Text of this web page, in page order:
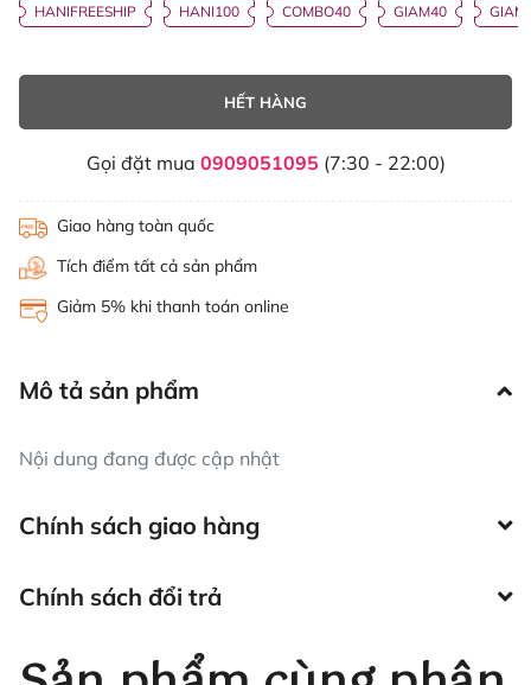
HANIFREESHIP HANI100 COMBO40 GIAM40
HẾT HÀNG
Gọi đặt mua 0909051095 (7:30 - 22:00)
Giao hàng toàn quốc
Tích điểm tất cả sản phẩm
Giảm 5% khi thanh toán online
Mô tả sản phẩm
Nội dung đang được cập nhật
Chính sách giao hàng
Chính sách đổi trả